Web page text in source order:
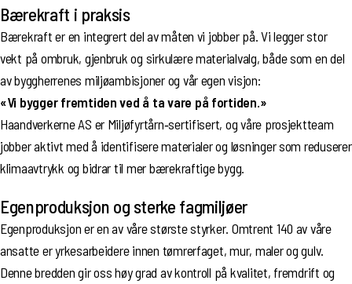
Bærekraft i praksis
Bærekraft er en integrert del av måten vi jobber på. Vi legger stor
vekt på ombruk, gjenbruk og sirkulære materialvalg, både som en del
av byggherrenes miljøambisjoner og vår egen visjon:
«Vi bygger fremtiden ved å ta vare på fortiden.»
Haandverkerne AS er Miljøfyrtårn‑sertifisert, og våre prosjektteam
jobber aktivt med å identifisere materialer og løsninger som reduserer
klimaavtrykk og bidrar til mer bærekraftige bygg.
Egenproduksjon og sterke fagmiljøer
Egenproduksjon er en av våre største styrker. Omtrent 140 av våre
ansatte er yrkesarbeidere innen tømrerfaget, mur, maler og gulv.
Denne bredden gir oss høy grad av kontroll på kvalitet, fremdrift og